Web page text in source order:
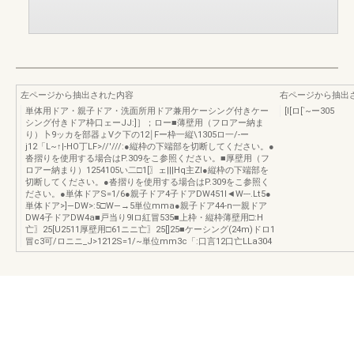
左ページから抽出された内容
単体用ドア・親子ドア・洗面所用ドア兼用ケーシング付きケー
シング付きドア枠口ェーJJ:]］；ロー■薄壁用（フロアー納ま
り）卜9ッカを部器ょVク下の12￨Fー枠一縦\1305ロ一/-ー
j12「L~↑|-HO丁LF>//'///:●縦枠の下端部を切断してください。●
沓摺りを使用する場合はP.309をこ参照ください。■厚壁用（フ
ロアー納まり）1254105い二□1[〗ェ|||Hq主Zl●縦枠の下端部を
切断してください。●沓摺りを使用する場合はP.309をこ参照く
ださい。●単体ドアS=1/6●親子ドア4子ドアDW451l◄W---.Lt5●
単体ドア>]—DW>:5□W—→5単位mma●親子ドア44-n一親ドア
DW4子ドアDW4a■戸当り9lロ紅冒535■上枠・縦枠薄壁用□:H
亡〗25[U2511厚壁用□61ニニ亡〗25[]25■ケーシング(24m)ドロ1
冒c3可/ロニニ_J>1212S=1/~単位mm3c「:口言12口亡LLa304
右ページから抽出
[I[ロ[`~ー305